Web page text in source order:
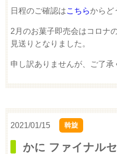
日程のご確認はこちらからど
2月のお菓子即売会はコロナ
見送りとなりました。
申し訳ありませんが、ご了承
2021/01/15 斡旋
かに ファイナル